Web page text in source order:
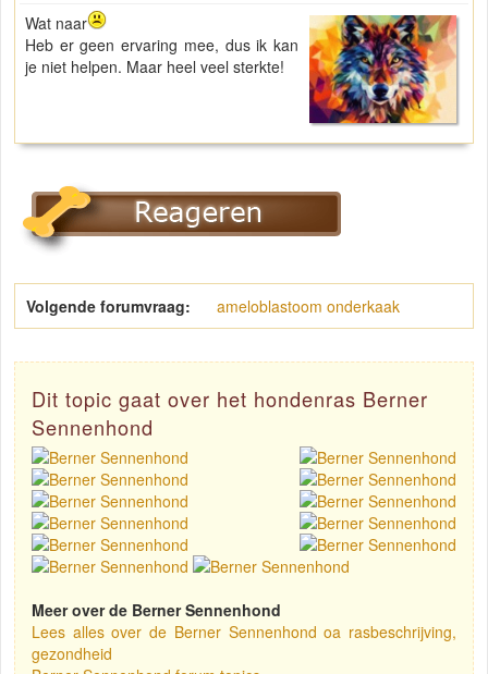
Wat naar
Heb er geen ervaring mee, dus ik kan
je niet helpen. Maar heel veel sterkte!
Volgende forumvraag: ameloblastoom onderkaak
Dit topic gaat over het hondenras Berner
Sennenhond
Meer over de Berner Sennenhond
Lees alles over de Berner Sennenhond oa rasbeschrijving,
gezondheid